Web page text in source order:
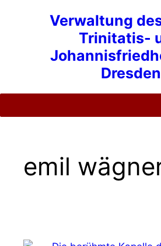
Verwaltung
Trinitatis-
Dresden
emil